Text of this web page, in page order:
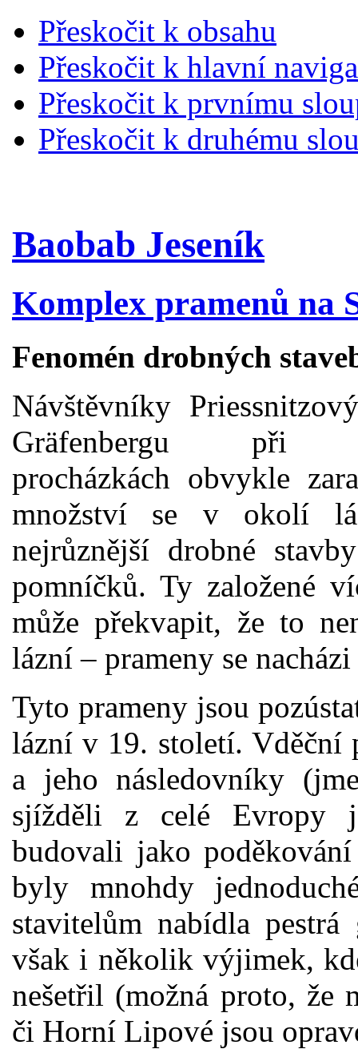
Přeskočit k obsahu
Přeskočit k hlavní
Přeskočit k prvnímu
Přeskočit k druhému
Baobab Jeseník
Komplex pramenů na
Fenomén drobných
Návštěvníky
Gräfenbergu při
procházkách obvykle
množství se v okolí
nejrůznější drobné
pomníčků. Ty založené
může překvapit, že to
lázní – prameny se
Tyto prameny jsou
lázní v 19. století. Vděční
a jeho následovníky
sjížděli z celé Evropy
budovali jako
byly mnohdy
stavitelům nabídla
však i několik výjimek,
nešetřil (možná proto, že
či Horní Lipové jsou